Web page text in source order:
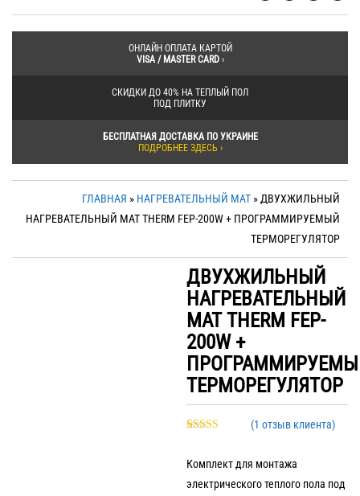
ОНЛАЙН ОПЛАТА КАРТОЙ
VISA / MASTER CARD›
СКИДКИ ДО 40% НА ТЕПЛЫЙ ПОЛ
ПОД ПЛИТКУ
БЕСПЛАТНАЯ ДОСТАВКА ПО УКРАИНЕ
ПОДРОБНЕЕ ЗДЕСЬ ›
ГЛАВНАЯ » НАГРЕВАТЕЛЬНЫЙ МАТ » ДВУХЖИЛЬНЫЙ
НАГРЕВАТЕЛЬНЫЙ МАТ THERM FEP-200W + ПРОГРАММИРУЕМЫЙ
ТЕРМОРЕГУЛЯТОР
ДВУХЖИЛЬНЫЙ
НАГРЕВАТЕЛЬНЫЙ
МАТ THERM FEP-
200W +
ТЕРМОРЕГУЛЯТОР
основе
пользователя
(1 отзыв клиента)
Комплект для монтажа
электрического теплого пола под